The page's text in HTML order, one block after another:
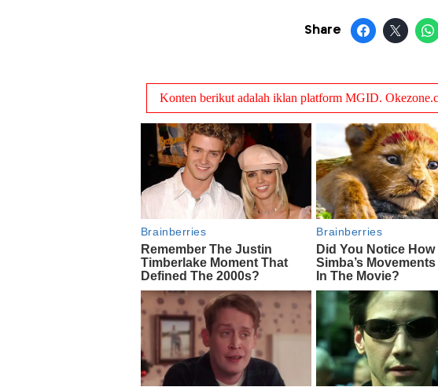
Share